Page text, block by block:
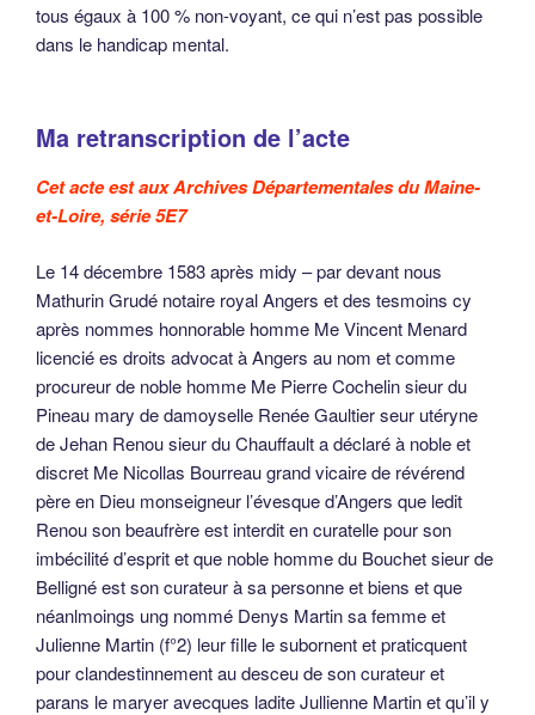
tous égaux à 100 % non-voyant, ce qui n’est pas possible
dans le handicap mental.
Ma retranscription de l’acte
Cet acte est aux Archives Départementales du Maine-
et-Loire, série 5E7
Le 14 décembre 1583 après midy – par devant nous
Mathurin Grudé notaire royal Angers et des tesmoins cy
après nommes honnorable homme Me Vincent Menard
licencié es droits advocat à Angers au nom et comme
procureur de noble homme Me Pierre Cochelin sieur du
Pineau mary de damoyselle Renée Gaultier seur utéryne
de Jehan Renou sieur du Chauffault a déclaré à noble et
discret Me Nicollas Bourreau grand vicaire de révérend
père en Dieu monseigneur l’évesque d’Angers que ledit
Renou son beaufrère est interdit en curatelle pour son
imbécilité d’esprit et que noble homme du Bouchet sieur de
Belligné est son curateur à sa personne et biens et que
néanlmoings ung nommé Denys Martin sa femme et
Julienne Martin (f°2) leur fille le subornent et praticquent
pour clandestinnement au desceu de son curateur et
parans le maryer avecques ladite Jullienne Martin et qu’il y